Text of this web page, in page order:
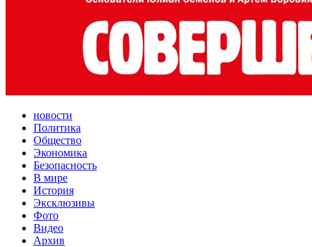
новости
Политика
Общество
Экономика
Безопасность
В мире
История
Эксклюзивы
Фото
Видео
Архив